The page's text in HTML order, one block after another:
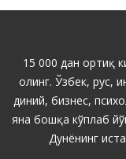
15 000 дан ортиқ
олинг. Ўзбек, рус,
диний, бизнес,
яна бошқа кўплаб
Дунёнинг